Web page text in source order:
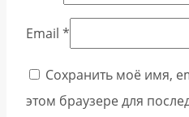
Email *
Сохранить моё имя,
этом браузере для